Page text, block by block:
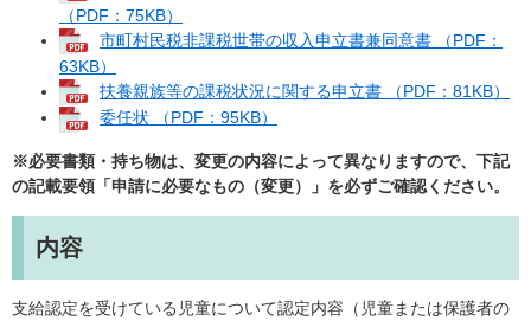
（PDF：75KB）
市町村民税非課税世帯の収入申立書兼同意書 （PDF：
63KB）
扶養親族等の課税状況に関する申立書 （PDF：81KB）
委任状 （PDF：95KB）
※必要書類・持ち物は、変更の内容によって異なりますので、下記
の記載要領「申請に必要なもの（変更）」を必ずご確認ください。
内容
支給認定を受けている児童について認定内容（児童または保護者の